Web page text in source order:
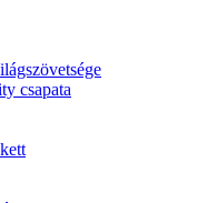
csapata